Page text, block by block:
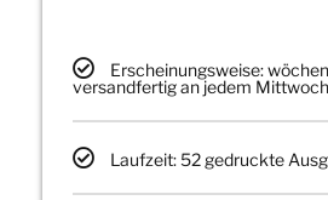
Erscheinungsweise:
versandfertig an jedem Mittwoch
Laufzeit: 52 gedruckte